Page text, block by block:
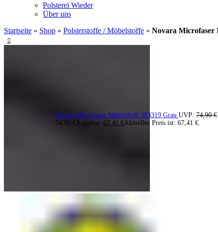
Polsterei Wieder
Über uns
Startseite » Shop » Polsterstoffe / Möbelstoffe » Novara Microfaser
Novara Microfaser Möbelstoff 383319 Grau UVP: 74,90€
74,90 €Angebot: 67,41 €Aktueller Preis ist: 67,41 €.